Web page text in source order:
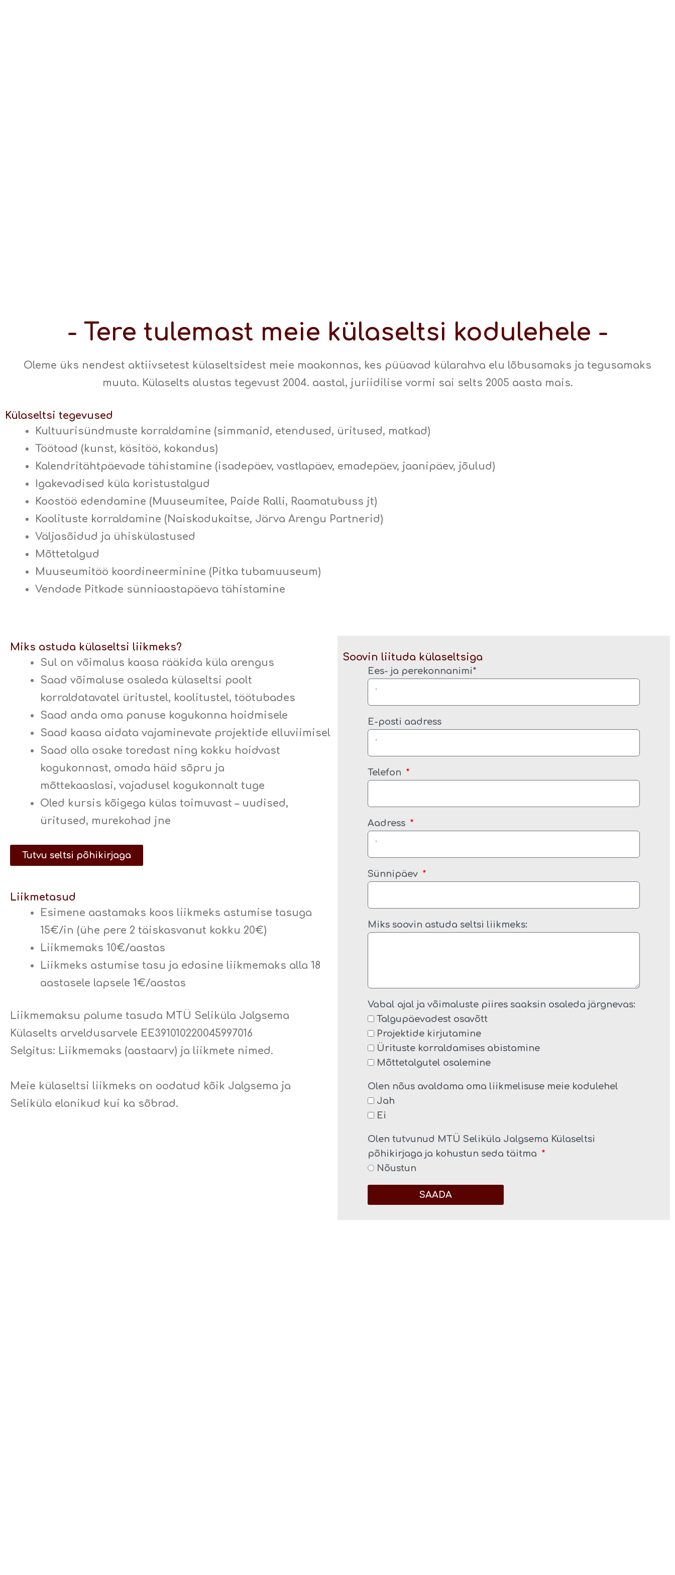
- Tere tulemast meie külaseltsi kodulehele -
Oleme üks nendest aktiivsetest külaseltsidest meie maakonnas, kes püüavad külarahva elu lõbusamaks ja tegusamaks
muuta. Külaselts alustas tegevust 2004. aastal, juriidilise vormi sai selts 2005 aasta mais.
Külaseltsi tegevused
Kultuurisündmuste korraldamine (simmanid, etendused, üritused, matkad)
Töötoad (kunst, käsitöö, kokandus)
Kalendritähtpäevade tähistamine (isadepäev, vastlapäev, emadepäev, jaanipäev, jõulud)
Igakevadised küla koristustalgud
Koostöö edendamine (Muuseumitee, Paide Ralli, Raamatubuss jt)
Koolituste korraldamine (Naiskodukaitse, Järva Arengu Partnerid)
Väljasõidud ja ühiskülastused
Mõttetalgud
Muuseumitöö koordineerminine (Pitka tubamuuseum)
Vendade Pitkade sünniaastapäeva tähistamine
Miks astuda külaseltsi liikmeks?
Sul on võimalus kaasa rääkida küla arengus
Saad võimaluse osaleda külaseltsi poolt
korraldatavatel üritustel, koolitustel, töötubades
Saad anda oma panuse kogukonna hoidmisele
Saad kaasa aidata vajaminevate projektide elluviimisel
Saad olla osake toredast ning kokku hoidvast
kogukonnast, omada häid sõpru ja
mõttekaaslasi, vajadusel kogukonnalt tuge
Oled kursis kõigega külas toimuvast – uudised,
üritused, murekohad jne
Tutvu seltsi põhikirjaga
Liikmetasud
Esimene aastamaks koos liikmeks astumise tasuga
15€/in (ühe pere 2 täiskasvanut kokku 20€)
Liikmemaks 10€/aastas
Liikmeks astumise tasu ja edasine liikmemaks alla 18
aastasele lapsele 1€/aastas
Liikmemaksu palume tasuda MTÜ Seliküla Jalgsema
Külaselts arveldusarvele EE391010220045997016
Selgitus: Liikmemaks (aastaarv) ja liikmete nimed.
Meie külaseltsi liikmeks on oodatud kõik Jalgsema ja
Seliküla elanikud kui ka sõbrad.
Soovin liituda külaseltsiga
Ees- ja perekonnanimi*
E-posti aadress
Telefon
Aadress
Sünnipäev
Miks soovin astuda seltsi liikmeks:
Vabal ajal ja võimaluste piires saaksin osaleda järgnevas:
Talgupäevadest osavõtt
Projektide kirjutamine
Ürituste korraldamises abistamine
Mõttetalgutel osalemine
Olen nõus avaldama oma liikmelisuse meie kodulehel
Jah
Ei
Olen tutvunud MTÜ Seliküla Jalgsema Külaseltsi
põhikirjaga ja kohustun seda täitma
Nõustun
SAADA